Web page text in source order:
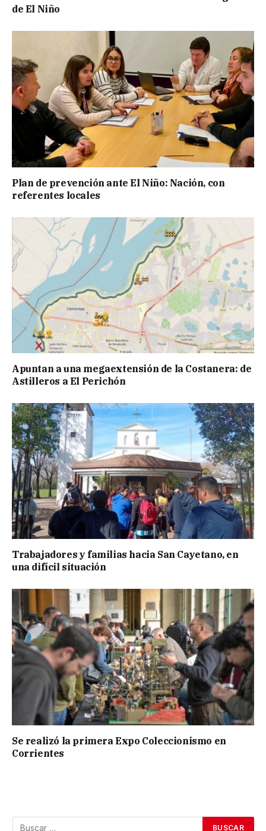
de El Niño
Plan de prevención ante El Niño: Nación, con
referentes locales
Apuntan a una megaextensión de la Costanera: de
Astilleros a El Perichón
Trabajadores y familias hacia San Cayetano, en
una difícil situación
Se realizó la primera Expo Coleccionismo en
Corrientes